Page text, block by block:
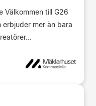
Välkommen till G26
mer än bara